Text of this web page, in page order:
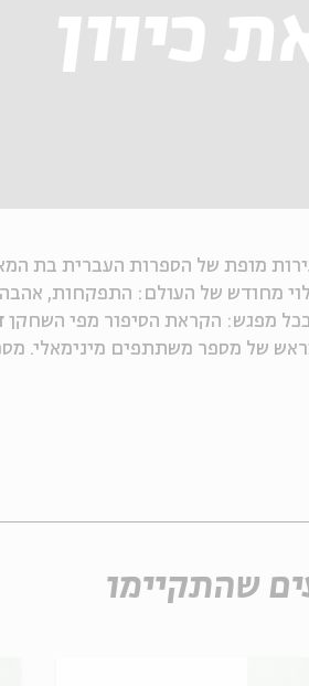
כיוון
מופת של הספרות העברית בת
מחודש של העולם: התפקחות,
מפגש: הקראת הסיפור מפי השחקן
של מספר משתתפים מינימאלי.
שהתקיימו